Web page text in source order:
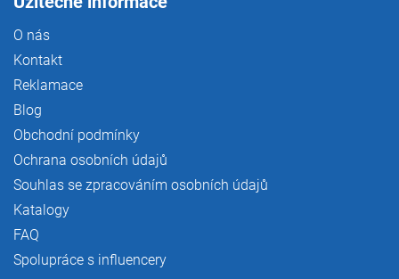
O nás
Kontakt
Reklamace
Blog
Obchodní podmínky
Ochrana osobních údajů
Souhlas se zpracováním osobních údajů
Katalogy
FAQ
Spolupráce s influencery